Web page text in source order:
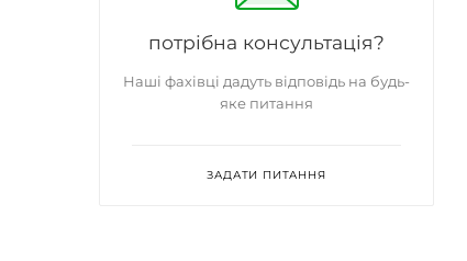
потрібна консультація?
Наші фахівці дадуть відповідь на будь-
яке питання
ЗАДАТИ ПИТАННЯ